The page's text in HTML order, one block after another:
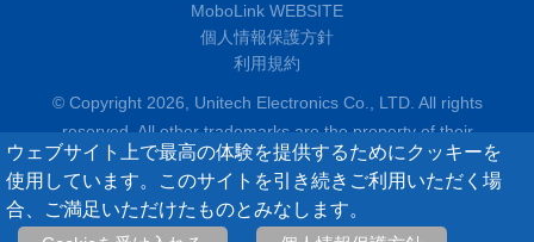
ウェブサイト上で最高の体験を提供するためにクッキーを
使用しています。このサイトを引き続きご利用いただく場
合、ご満足いただけたものとみなします。
0 / 5
MoboLink WEBSITE
個人情報保護方針
利用規約
© Copyright 2026, Unitech Electronics Co., LTD. All rights
reserved. All other trademarks are the property of their
respective owners.